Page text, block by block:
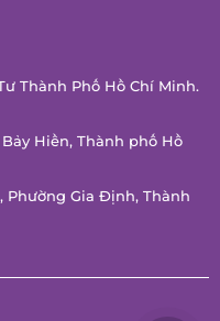
Thành Phố Hồ Chí
Hiền, Thành phố Hồ
Gia Định, Thành